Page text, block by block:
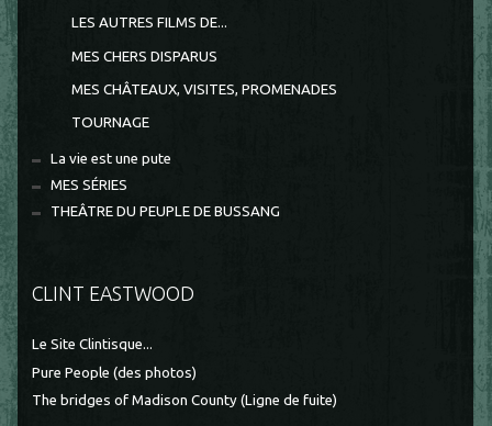
LES AUTRES FILMS DE...
MES CHERS DISPARUS
MES CHÂTEAUX, VISITES, PROMENADES
TOURNAGE
La vie est une pute
MES SÉRIES
THEÂTRE DU PEUPLE DE BUSSANG
CLINT EASTWOOD
Le Site Clintisque...
Pure People (des photos)
The bridges of Madison County (Ligne de fuite)